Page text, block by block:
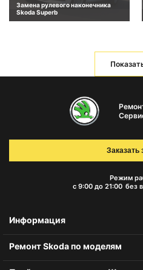
Замена рулевого наконечника
Skoda Superb
Режим
с 9:00 до 21:00 без
Заказать
Информация
Ремонт Skoda по моделям